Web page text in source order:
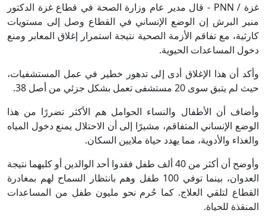
غزة / PNN - قال مدير عام وزارة الصحة في قطاع غزة الدكتور
منير البرش إن الوضع الإنساني في القطاع وصل إلى مستويات
كارثية، مع تفاقم الأزمة الصحية نتيجة استمرار إغلاق المعابر ومنع
دخول المساعدات الحيوية.
وأكد أن هذا الإغلاق أدى إلى تدهور خطير في عمل المستشفيات،
حيث لم يتبق سوى 20 مستشفى تعمل بشكل جزئي من أصل 38.
وأضاف أن الأطفال والنساء الحوامل هم الأكثر تضررًا من هذا
الوضع الإنساني المتفاقم، مشيرًا إلى أن الاحتلال يمنع دخول المياه
والغذاء والأدوية، مما يهدد حياة ملايين السكان.
وأوضح أن أكثر من 40 ألف طفل فقدوا أحد الوالدين أو كليهما نتيجة
العدوان، بينما توفي 100 طفل وهم بانتظار السماح لهم بمغادرة
القطاع لتلقي العلاج. كما حُرم نحو مليون طفل من المساعدات
المنقذة للحياة.